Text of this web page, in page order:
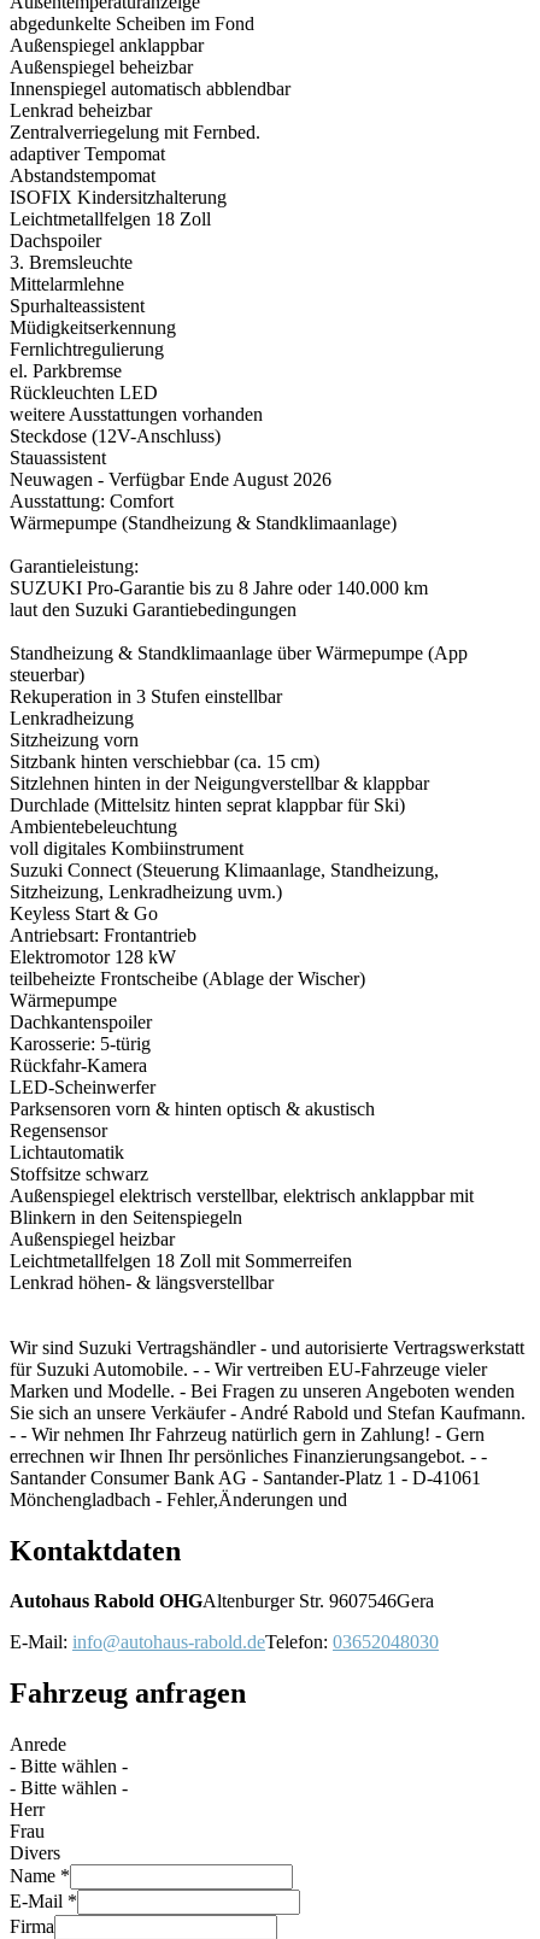
abgedunkelte Scheiben im Fond
Außenspiegel anklappbar
Außenspiegel beheizbar
Innenspiegel automatisch abblendbar
Lenkrad beheizbar
Zentralverriegelung mit Fernbed.
adaptiver Tempomat
Abstandstempomat
ISOFIX Kindersitzhalterung
Leichtmetallfelgen 18 Zoll
Dachspoiler
3. Bremsleuchte
Mittelarmlehne
Spurhalteassistent
Müdigkeitserkennung
Fernlichtregulierung
el. Parkbremse
Rückleuchten LED
weitere Ausstattungen vorhanden
Steckdose (12V-Anschluss)
Stauassistent
Neuwagen - Verfügbar Ende August 2026
Ausstattung: Comfort
Wärmepumpe (Standheizung & Standklimaanlage)
Garantieleistung:
SUZUKI Pro-Garantie bis zu 8 Jahre oder 140.000 km
laut den Suzuki Garantiebedingungen
Standheizung & Standklimaanlage über Wärmepumpe (App
steuerbar)
Rekuperation in 3 Stufen einstellbar
Lenkradheizung
Sitzheizung vorn
Sitzbank hinten verschiebbar (ca. 15 cm)
Sitzlehnen hinten in der Neigungverstellbar & klappbar
Durchlade (Mittelsitz hinten seprat klappbar für Ski)
Ambientebeleuchtung
voll digitales Kombiinstrument
Suzuki Connect (Steuerung Klimaanlage, Standheizung,
Sitzheizung, Lenkradheizung uvm.)
Keyless Start & Go
Antriebsart: Frontantrieb
Elektromotor 128 kW
teilbeheizte Frontscheibe (Ablage der Wischer)
Wärmepumpe
Dachkantenspoiler
Karosserie: 5-türig
Rückfahr-Kamera
LED-Scheinwerfer
Parksensoren vorn & hinten optisch & akustisch
Regensensor
Lichtautomatik
Stoffsitze schwarz
Außenspiegel elektrisch verstellbar, elektrisch anklappbar mit
Blinkern in den Seitenspiegeln
Außenspiegel heizbar
Leichtmetallfelgen 18 Zoll mit Sommerreifen
Lenkrad höhen- & längsverstellbar
Wir sind Suzuki Vertragshändler - und autorisierte Vertragswerkstatt
für Suzuki Automobile. - - Wir vertreiben EU-Fahrzeuge vieler
Marken und Modelle. - Bei Fragen zu unseren Angeboten wenden
Sie sich an unsere Verkäufer - André Rabold und Stefan Kaufmann.
- - Wir nehmen Ihr Fahrzeug natürlich gern in Zahlung! - Gern
errechnen wir Ihnen Ihr persönliches Finanzierungsangebot. - -
Santander Consumer Bank AG - Santander-Platz 1 - D-41061
Mönchengladbach - Fehler,Änderungen und
Kontaktdaten
Autohaus Rabold OHGAltenburger Str. 9607546Gera
E-Mail: info@autohaus-rabold.deTelefon: 03652048030
Fahrzeug anfragen
Anrede
- Bitte wählen -
- Bitte wählen -
Herr
Frau
Divers
Name *
E-Mail *
Firma